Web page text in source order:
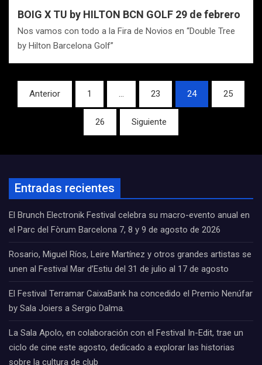
BOIG X TU by HILTON BCN GOLF 29 de febrero
Nos vamos con todo a la Fira de Novios en “Double Tree
by Hilton Barcelona Golf”
Navegación
de
Anterior 1 … 23 24 25
26 Siguiente
Entradas recientes
El Brunch Electronik Festival celebra su macro-evento anual en
el Parc del Fòrum Barcelona 7, 8 y 9 de agosto de 2026
Rosario, Miguel Ríos, Leire Martínez y otros grandes artistas se
unen al Festival Mar d’Estiu del 31 de julio al 17 de agosto
El Festival Terramar CaixaBank ha concedido el Premio Nenúfar
by Sala Joiers a Sergio Dalma.
La Sala Apolo, en colaboración con el Festival In-Edit, trae un
ciclo de cine este agosto, dedicado a explorar las historias
sobre la cultura de club